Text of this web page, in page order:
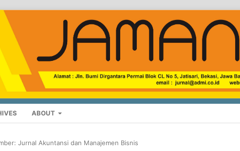
ABOUT
Jurnal Akuntansi dan Manajemen Bisnis